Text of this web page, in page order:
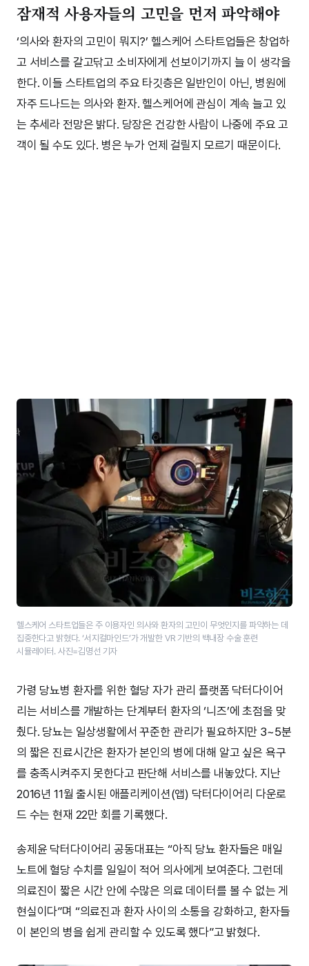
잠재적 사용자들의 고민을 먼저 파악해야
‘의사와 환자의 고민이 뭐지?’ 헬스케어 스타트업들은 창업하
고 서비스를 갈고닦고 소비자에게 선보이기까지 늘 이 생각을
한다. 이들 스타트업의 주요 타깃층은 일반인이 아닌, 병원에
자주 드나드는 의사와 환자. 헬스케어에 관심이 계속 늘고 있
는 추세라 전망은 밝다. 당장은 건강한 사람이 나중에 주요 고
객이 될 수도 있다. 병은 누가 언제 걸릴지 모르기 때문이다.
헬스케어 스타트업들은 주 이용자인 의사와 환자의 고민이 무엇인지를 파악하는 데
집중한다고 밝혔다. ‘서지컬마인드’가 개발한 VR 기반의 백내장 수술 훈련
시뮬레이터. 사진=김명선 기자
가령 당뇨병 환자를 위한 혈당 자가 관리 플랫폼 닥터다이어
리는 서비스를 개발하는 단계부터 환자의 ‘니즈’에 초점을 맞
췄다. 당뇨는 일상생활에서 꾸준한 관리가 필요하지만 3~5분
의 짧은 진료시간은 환자가 본인의 병에 대해 알고 싶은 욕구
를 충족시켜주지 못한다고 판단해 서비스를 내놓았다. 지난
2016년 11월 출시된 애플리케이션(앱) 닥터다이어리 다운로
드 수는 현재 22만 회를 기록했다.
송제윤 닥터다이어리 공동대표는 “아직 당뇨 환자들은 매일
노트에 혈당 수치를 일일이 적어 의사에게 보여준다. 그런데
의료진이 짧은 시간 안에 수많은 의료 데이터를 볼 수 없는 게
현실이다”며 “의료진과 환자 사이의 소통을 강화하고, 환자들
이 본인의 병을 쉽게 관리할 수 있도록 했다”고 밝혔다.